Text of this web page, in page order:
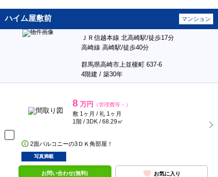
ハイム屋敷前 マンション
ＪＲ信越本線 北高崎駅/徒歩17分
高崎線 高崎駅/徒歩40分
群馬県高崎市上並榎町 637-6
4階建 / 築30年
8 万円 （管理費等－）
敷 1ヶ月 / 礼 1ヶ月
1階 / 3DK / 68.29㎡
2面バルコニーの3ＤＫ角部屋！
写真満載
お問い合わせ(無料) お気に入り